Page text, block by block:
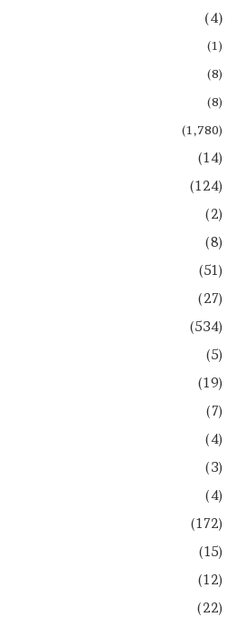
(4)
(1)
(8)
(8)
(1,780)
(14)
(124)
(2)
(8)
(51)
(27)
(534)
(5)
(19)
(7)
(4)
(3)
(4)
(172)
(15)
(12)
(22)